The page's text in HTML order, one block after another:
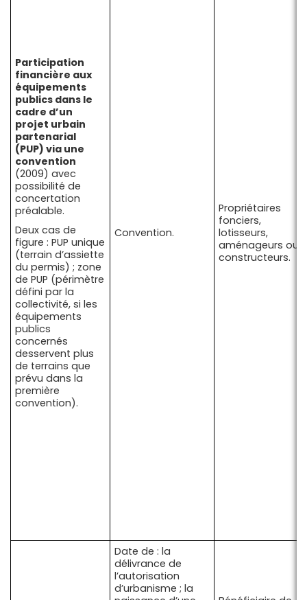
Participation
financière aux
équipements
publics dans le
cadre d’un
projet urbain
partenarial
(PUP) via une
convention
(2009) avec
possibilité de
concertation
préalable.
Deux cas de
figure : PUP unique
(terrain d’assiette
du permis) ; zone
de PUP (périmètre
défini par la
collectivité, si les
équipements
publics
concernés
desservent plus
de terrains que
prévu dans la
première
convention).
Convention.
Propriétaires
fonciers,
lotisseurs,
aménageurs ou
constructeurs.
Date de : la
délivrance de
l’autorisation
d’urbanisme ; la